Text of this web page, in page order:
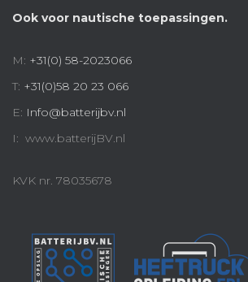
Ook voor nautische toepassingen.
M: +31(0) 58-2023066
T: +31(0)58 20 23 066
E: Info@batterijbv.nl
I: www.batterijBV.nl
KVK nr. 78035678